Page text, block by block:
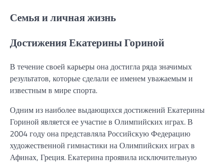
Семья и личная жизнь
Достижения Екатерины Гориной
В течение своей карьеры она достигла ряда значимых
результатов, которые сделали ее именем уважаемым и
известным в мире спорта.
Одним из наиболее выдающихся достижений Екатерины
Гориной является ее участие в Олимпийских играх. В
2004 году она представляла Российскую Федерацию
художественной гимнастики на Олимпийских играх в
Афинах, Греция. Екатерина проявила исключительную